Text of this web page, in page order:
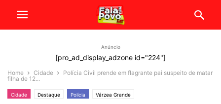
Anúncio
[pro_ad_display_adzone id="224"]
Home Cidade
Polícia Civil prende em flagrante pai suspeito de matar
filha de 12...
Cidade Destaque Polícia Várzea Grande